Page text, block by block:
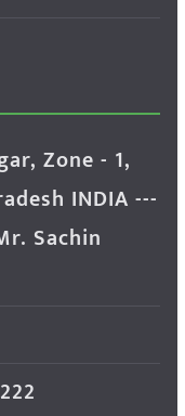
Zone - 1,
INDIA ---
Sachin